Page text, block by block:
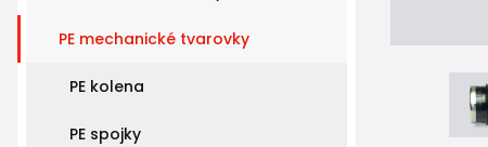
PE mechanické tvarovky
PE kolena
PE spojky